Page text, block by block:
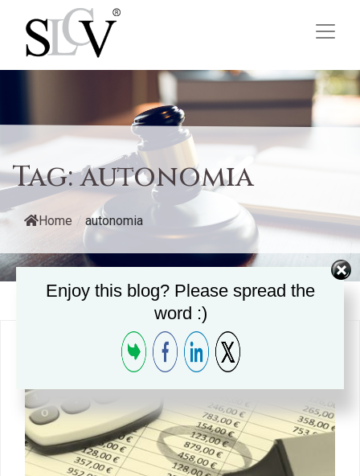
Tag:autonomia
Home / autonomia
Enjoy this blog? Please spread the
word :)